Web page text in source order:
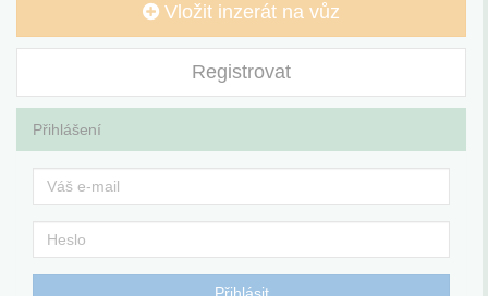
Vložit inzerát na vůz
Registrovat
Přihlášení